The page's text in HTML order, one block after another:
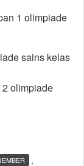
1 olimpiade
sains kelas
olimpiade
,